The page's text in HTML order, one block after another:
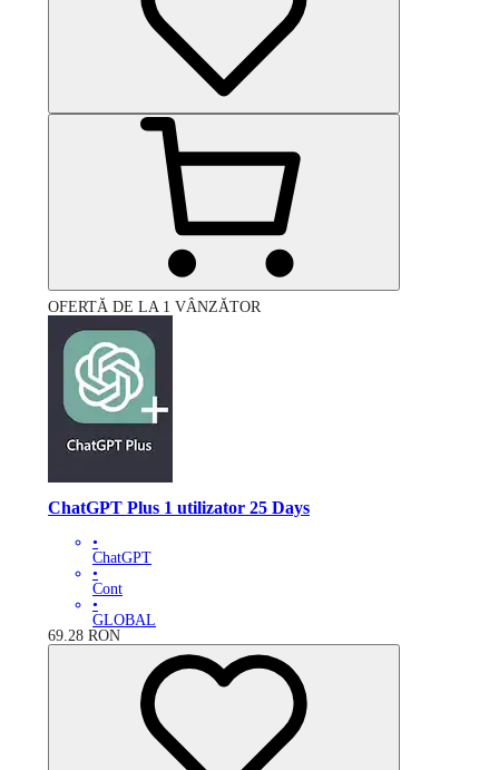
OFERTĂ DE LA 1 VÂNZĂTOR
ChatGPT Plus 1 utilizator 25 Days
•
ChatGPT
•
Cont
•
GLOBAL
69.28 RON